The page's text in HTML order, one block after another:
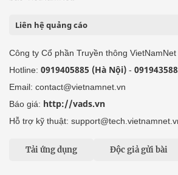
Liên hệ quảng cáo
Công ty Cổ phần Truyền thông VietNamNet
Hotline: 0919405885 (Hà Nội) -
Email: contact@vietnamnet.vn
Báo giá: http://vads.vn
Hỗ trợ kỹ thuật:
Tải ứng dụng Độc giả gửi bài